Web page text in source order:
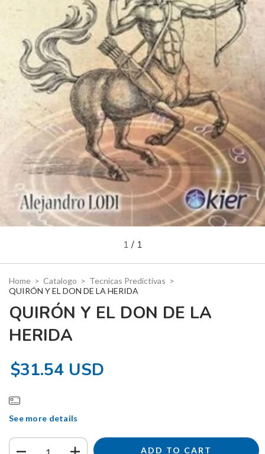
1 / 1
Home > Catalogo > Tecnicas Predictivas >
QUIRÓN Y EL DON DE LA HERIDA
QUIRÓN Y EL DON DE LA
HERIDA
$31.54 USD
See more details